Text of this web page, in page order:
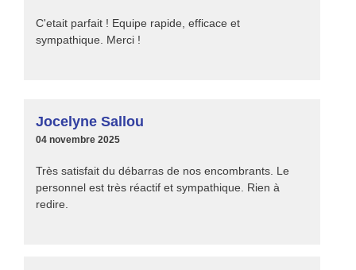
C'etait parfait ! Equipe rapide, efficace et
sympathique. Merci !
Jocelyne Sallou
04 novembre 2025
Très satisfait du débarras de nos encombrants. Le
personnel est très réactif et sympathique. Rien à
redire.